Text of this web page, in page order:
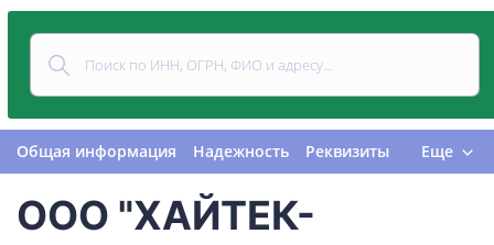
Общая информация Надежность
Реквизиты
Финансовая отчетность
Руководитель
Еще
ООО "ХАЙТЕК-